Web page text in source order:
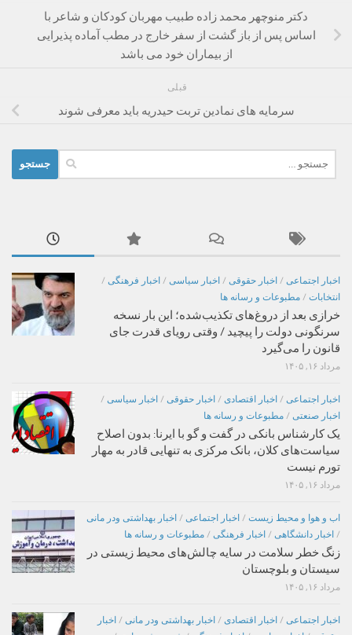
دکتر منوچهر محمد زاده طبیب مهربان کودکان و شاعر با
اساس پس از باز گشت از سفر خارج در مطب آماده پذیرایی
از بیماران خود می باشد
قبلی
سرمایه های نمادین تربت حیدریه باید معرفی شوند
برای:
اخبار اجتماعی / اخبار حقوقی / اخبار سیاسی / اخبار فرهنگی /
انتخابات / مطبوعات و رسانه ها
خرازی بعد از دروغ‌های تکذیب‌شده؛ این بار نسخه
سرنگونی دولت را پیچید / وقتی رویای قدرت جای
قانون را می‌گیرد
مرداد ۱۶, ۱۴۰۵
اخبار اجتماعی / اخبار اقتصادی / اخبار حقوقی / اخبار سیاسی /
اخبار صنعتی / مطبوعات و رسانه ها
یک کارشناس بانکی در گفت و گو با ایرنا: بدون اصلاح
سیاست‌های کلان، بانک مرکزی به تنهایی قادر به مهار
تورم نیست
مرداد ۱۶, ۱۴۰۵
اب و هوا و محیط زیست / اخبار اجتماعی / اخبار بهداشتی ودر مانی
/ اخبار دانشگاهی / اخبار فرهنگی / مطبوعات و رسانه ها
زنگ خطر سلامت در سایه چالش‌های محیط زیستی در
سیستان و بلوچستان
مرداد ۱۶, ۱۴۰۵
اخبار اجتماعی / اخبار اقتصادی / اخبار بهداشتی ودر مانی / اخبار